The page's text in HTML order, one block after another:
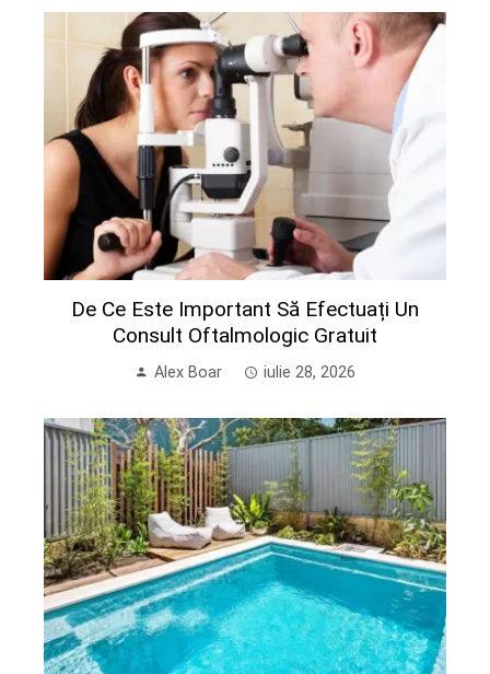
De Ce Este Important Să Efectuați Un
Consult Oftalmologic Gratuit
Alex Boar iulie 28, 2026